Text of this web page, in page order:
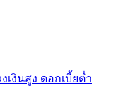
เงินสูง ดอกเบี้ยต่ำ